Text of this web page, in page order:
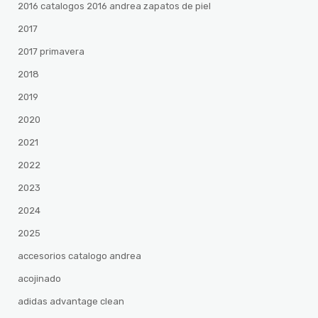
2016 catalogos 2016 andrea zapatos de piel
2017
2017 primavera
2018
2019
2020
2021
2022
2023
2024
2025
accesorios catalogo andrea
acojinado
adidas advantage clean